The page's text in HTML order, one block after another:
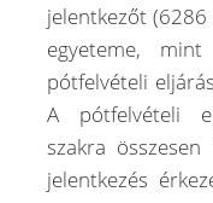
jelentkezőt
egyeteme,
pótfelvételi
A pótfelvételi
szakra
jelentkezés